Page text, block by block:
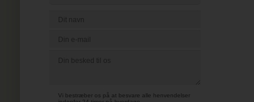
Vi bestræber os på at besvare alle henvendelser